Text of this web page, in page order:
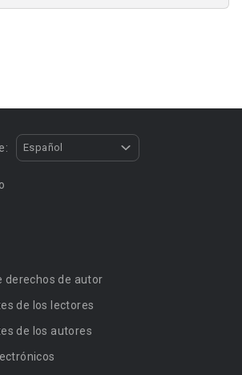
Español
derechos de autor
de los lectores
de los autores